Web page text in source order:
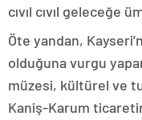
cıvıl cıvıl geleceğe
Öte yandan,
olduğuna vurgu
müzesi, kültürel ve
Kaniş-Karum